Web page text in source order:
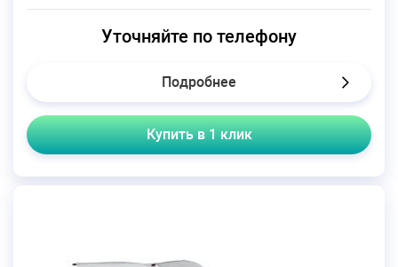
Уточняйте по телефону
Подробнее
Купить в 1 клик